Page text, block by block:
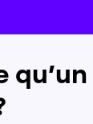
qu’un